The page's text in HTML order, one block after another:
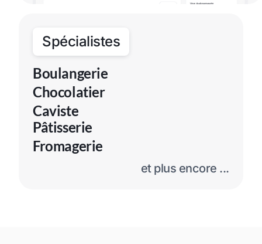
Spécialistes
et plus encore ...
Boulangerie
Chocolatier
Caviste
Pâtisserie
Fromagerie